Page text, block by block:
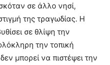
σε άλλο νησί,
της τραγωδίας. Η
σε θλίψη την
την τοπική
μπορεί να πιστέψει την